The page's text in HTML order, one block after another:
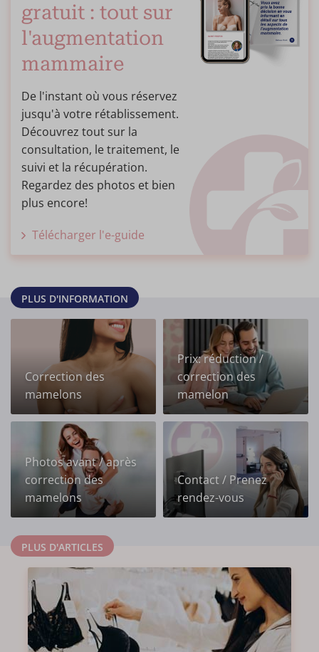
gratuit : tout sur
l'augmentation
mammaire
De l'instant où vous réservez
jusqu'à votre rétablissement.
Découvrez tout sur la
consultation, le traitement, le
suivi et la récupération.
Regardez des photos et bien
plus encore!
Télécharger l'e-guide
PLUS D'INFORMATION
Correction des
mamelons
Prix: réduction /
correction des
mamelon
Photos avant / après
correction des
mamelons
Contact / Prenez
rendez-vous
PLUS D'ARTICLES